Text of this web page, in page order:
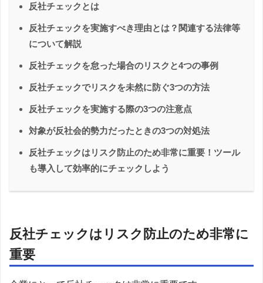
反社チェックとは
反社チェックを実施すべき理由とは？関連する法律等
について解説
反社チェックを怠った場合のリスクと4つの事例
反社チェックでリスクを未然に防ぐ3つの方法
反社チェックを実施する際の3つの注意点
対象が反社会的勢力だったときの3つの対処法
反社チェックはリスク防止のため非常に重要！ツール
も導入して効率的にチェックしよう
反社チェックはリスク防止のため非常に
重要